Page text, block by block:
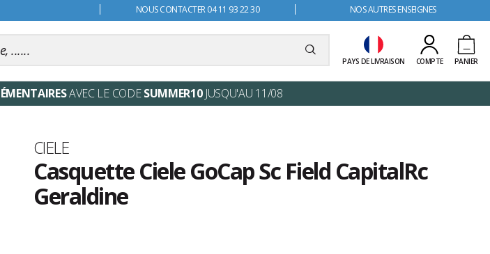
NOUS CONTACTER 04 11 93 22 30 NOS AUTRES ENSEIGNES
PAYS DE LIVRAISON COMPTE PANIER
AVEC LE CODESUMMER10JUSQU'AU 11/08
Marque
CIELE
Casquette Ciele GoCap Sc Field CapitalRc
Geraldine